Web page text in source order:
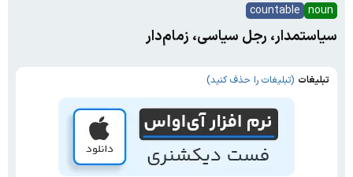
noun
countable
سیاستمدار، رجل سیاسی، زمام‌دار
تبلیغات (تبلیغات را حذف کنید)